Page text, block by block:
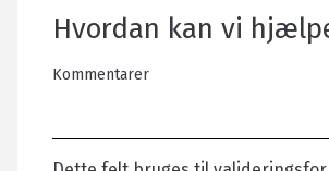
Hvordan kan vi
Kommentarer